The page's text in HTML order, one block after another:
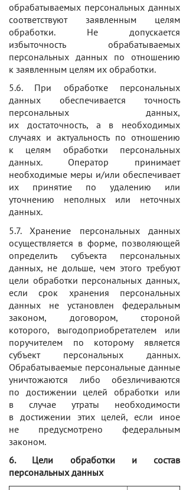
обрабатываемых персональных данных
соответствуют заявленным целям
обработки. Не допускается
избыточность обрабатываемых
персональных данных по отношению
к заявленным целям их обработки.
5.6. При обработке персональных
данных обеспечивается точность
персональных данных,
их достаточность, а в необходимых
случаях и актуальность по отношению
к целям обработки персональных
данных. Оператор принимает
необходимые меры и/или обеспечивает
их принятие по удалению или
уточнению неполных или неточных
данных.
5.7. Хранение персональных данных
осуществляется в форме, позволяющей
определить субъекта персональных
данных, не дольше, чем этого требуют
цели обработки персональных данных,
если срок хранения персональных
данных не установлен федеральным
законом, договором, стороной
которого, выгодоприобретателем или
поручителем по которому является
субъект персональных данных.
Обрабатываемые персональные данные
уничтожаются либо обезличиваются
по достижении целей обработки или
в случае утраты необходимости
в достижении этих целей, если иное
не предусмотрено федеральным
законом.
6. Цели обработки и состав
персональных данных